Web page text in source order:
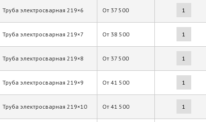
Труба электросварная 219×6 От 37 500
Труба электросварная 219×7 От 38 500
Труба электросварная 219×8 От 37 500
Труба электросварная 219×9 От 41 500
Труба электросварная 219×10 От 41 500